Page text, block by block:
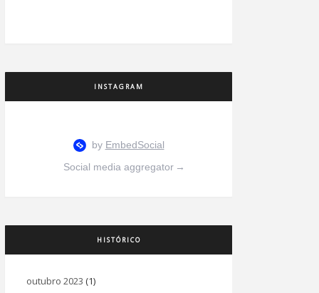
INSTAGRAM
Social media aggregator →
HISTÓRICO
outubro 2023 (1)